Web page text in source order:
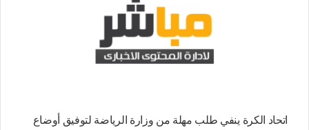
اتحاد الكرة ينفي طلب مهلة من وزارة الرياضة لتوفيق أوضاع